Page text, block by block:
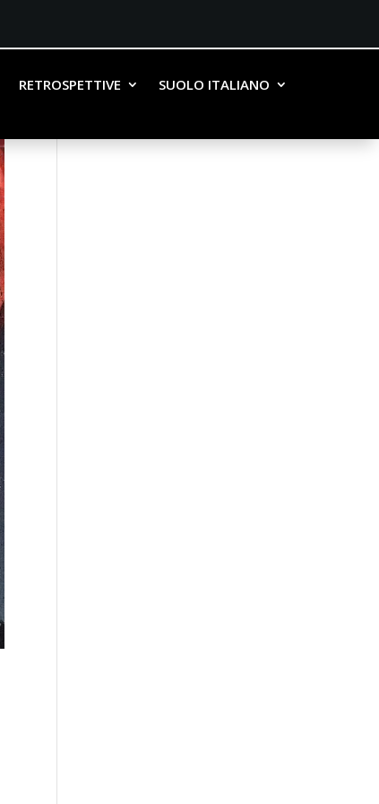
RETROSPETTIVE SUOLO ITALIANO